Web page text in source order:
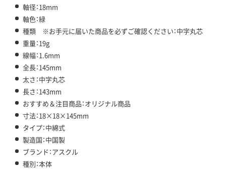
軸径：18mm
軸色：緑
種類 ※お手元に届いた商品を必ずご確認ください：中字丸芯
重量：19g
線幅：1.6mm
全長：145mm
太さ：中字丸芯
長さ：143mm
おすすめ＆注目商品：オリジナル商品
寸法：18×18×145mm
タイプ：中綿式
製造国：中国製
ブランド：アスクル
種別：本体